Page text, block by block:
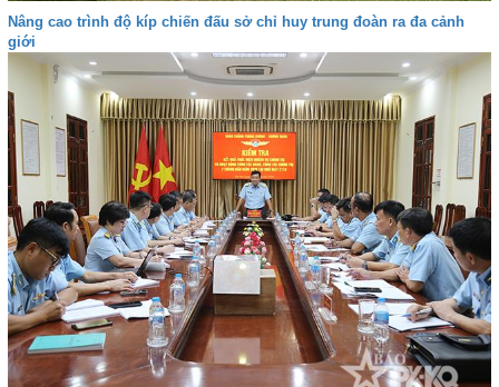
Nâng cao trình độ kíp chiến đấu sở chỉ huy trung đoàn ra đa cảnh
giới